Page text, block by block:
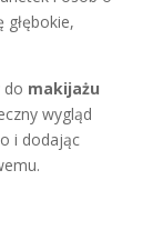
do makijażu
wygląd
i dodając